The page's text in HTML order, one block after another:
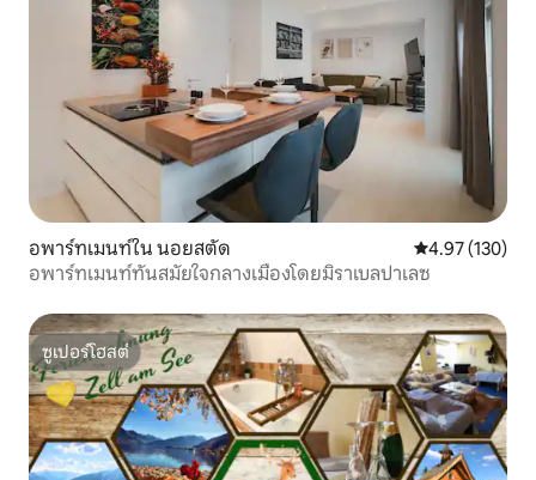
อพาร์ทเมนท์ใน นอยสตัด คะแนนเฉลี่ย
4.97 (130)
อพาร์ทเมนท์ทันสมัยใจกลางเมืองโดยมิราเบลปาเลซ
ซูเปอร์โฮสต์
ซูเปอร์โฮสต์